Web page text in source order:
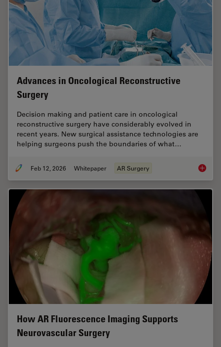
Advances in Oncological Reconstructive
Surgery
Decision making and patient care in oncological
reconstructive surgery have considerably evolved in
recent years. New surgical assistance technologies are
helping surgeons push the boundaries of what…
Feb 12, 2026 Whitepaper AR Surgery
How AR Fluorescence Imaging Supports
Neurovascular Surgery